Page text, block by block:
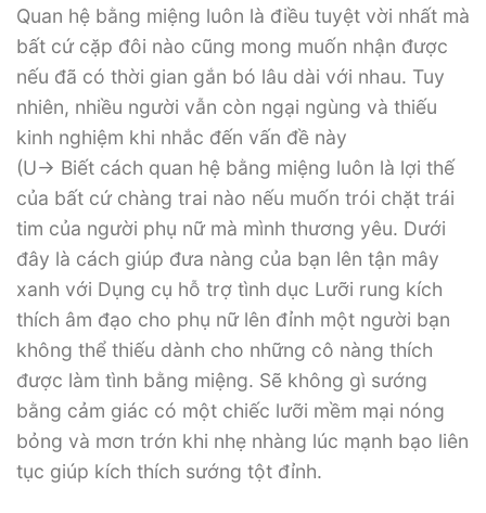
Quan hệ bằng miệng luôn là điều tuyệt vời nhất mà
bất cứ cặp đôi nào cũng mong muốn nhận được
nếu đã có thời gian gắn bó lâu dài với nhau. Tuy
nhiên, nhiều người vẫn còn ngại ngùng và thiếu
kinh nghiệm khi nhắc đến vấn đề này
(U-> Biết cách quan hệ bằng miệng luôn là lợi thế
của bất cứ chàng trai nào nếu muốn trói chặt trái
tim của người phụ nữ mà mình thương yêu. Dưới
đây là cách giúp đưa nàng của bạn lên tận mây
xanh với Dụng cụ hỗ trợ tình dục Lưỡi rung kích
thích âm đạo cho phụ nữ lên đỉnh một người bạn
không thể thiếu dành cho những cô nàng thích
được làm tình bằng miệng. Sẽ không gì sướng
bằng cảm giác có một chiếc lưỡi mềm mại nóng
bỏng và mơn trớn khi nhẹ nhàng lúc mạnh bạo liên
tục giúp kích thích sướng tột đỉnh.